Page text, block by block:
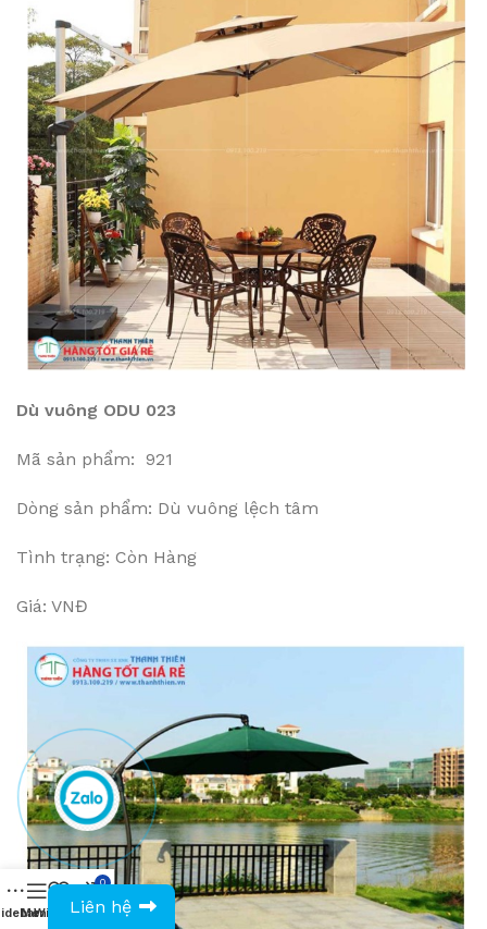
Dù vuông ODU 023
Mã sản phẩm: 921
Dòng sản phẩm: Dù vuông lệch tâm
Tình trạng: Còn Hàng
Giá: VNĐ
MenuWishlistCompare
0
Cart
Liên hệ
0943594386